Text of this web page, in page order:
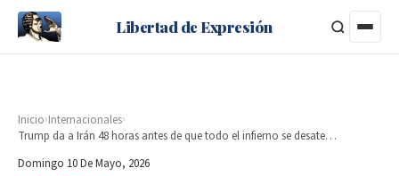
Libertad de Expresión
Inicio›Internacionales›
Trump da a Irán 48 horas antes de que todo el infierno se desate sobre ellos
Domingo 10 De Mayo, 2026